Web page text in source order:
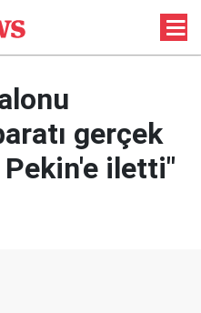
gerçek
Pekin'e iletti"